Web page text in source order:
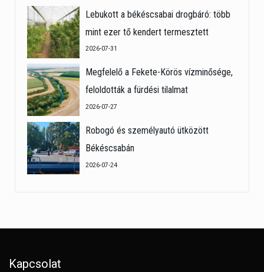
Lebukott a békéscsabai drogbáró: több
mint ezer tő kendert termesztett
2026-07-31
Megfelelő a Fekete-Körös vízminősége,
feloldották a fürdési tilalmat
2026-07-27
Robogó és személyautó ütközött
Békéscsabán
2026-07-24
Kapcsolat